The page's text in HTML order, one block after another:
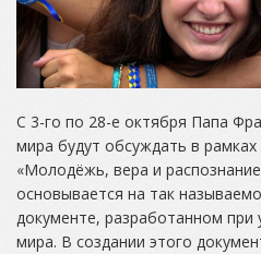
С 3-го по 28-е октября Папа
мира будут обсуждать в
«Молодёжь, вера и
основывается на так
документе, разработанном при
мира. В создании этого